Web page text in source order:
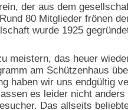
der aus dem
80 Mitglieder frönen
wurde 1925
meistern, das heuer
am Schützenhaus
haben wir uns endgültig
es leider nicht
Das allseits